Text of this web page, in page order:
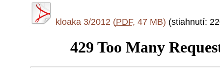
kloaka 3/2012 (PDF, 47 MB) (stiahnutí: